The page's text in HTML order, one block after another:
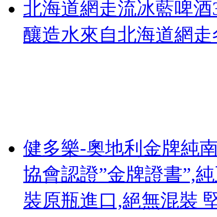
北海道網走流冰藍啤酒
釀造水來自北海道網
健多樂-奧地利金牌純
協會認證”金牌證書”,
裝原瓶進口,絕無混裝